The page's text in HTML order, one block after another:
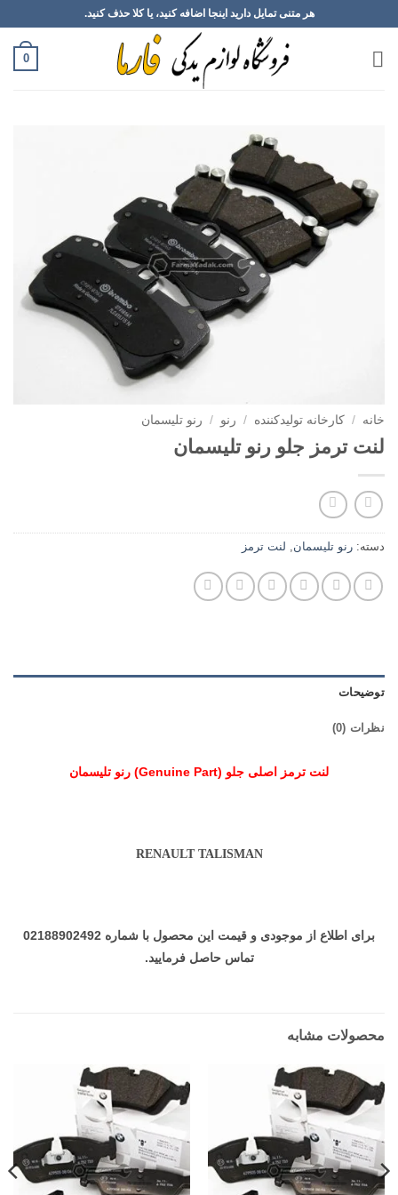
to
content
هر متنی تمایل دارید اینجا اضافه کنید، یا کلا حذف کنید.
0
خانه / کارخانه تولیدکننده / رنو / رنو تلیسمان
لنت ترمز جلو رنو تلیسمان
دسته: رنو تلیسمان, لنت ترمز
توضیحات
نظرات (0)
لنت ترمز اصلی جلو (Genuine Part) رنو تلیسمان
RENAULT TALISMAN
برای اطلاع از موجودی و قیمت این محصول با شماره 02188902492
تماس حاصل فرمایید.
محصولات مشابه